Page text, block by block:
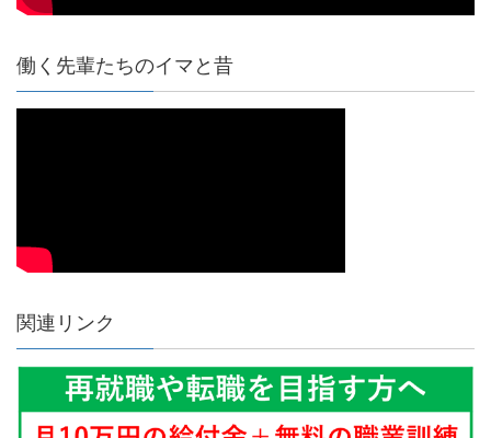
働く先輩たちのイマと昔
関連リンク